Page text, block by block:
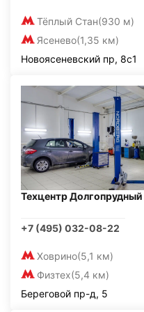
Тёплый Стан(930 м)
Ясенево(1,35 км)
Новоясеневский пр, 8с1
Техцентр Долгопрудный
+7 (495) 032-08-22
Ховрино(5,1 км)
Физтех(5,4 км)
Береговой пр-д, 5